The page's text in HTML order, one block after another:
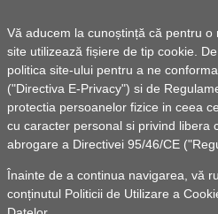
Vă aducem la cunoștință că pentru
site utilizează fișiere de tip cookie.
politica site-ului pentru a ne
("Directiva E-Privacy") si de
protectia persoanelor fizice in ceea
cu caracter personal si privind libera
abrogare a Directivei 95/46/CE
Înainte de a continua navigarea, vă
conținutul Politicii de Utilizare a